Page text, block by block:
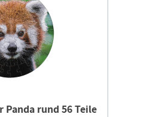
Panda rund 56 Teile